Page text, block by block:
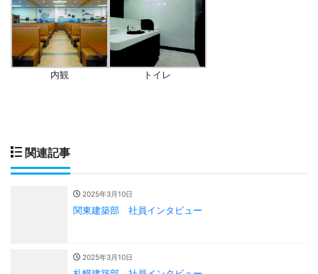
内観 トイレ
関連記事
2025年3月10日
関東建築部 社員インタビュー
2025年3月10日